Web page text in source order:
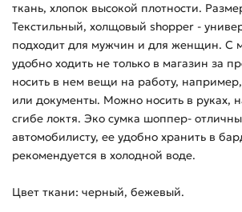
ткань, хлопок высокой плотности.
Текстильный, холщовый shopper -
подходит для мужчин и для женщин. С
удобно ходить не только в магазин за
носить в нем вещи на работу,
или документы. Можно носить в руках,
сгибе локтя. Эко сумка шоппер-
автомобилисту, ее удобно хранить в
рекомендуется в холодной воде.
Цвет ткани: черный, бежевый.